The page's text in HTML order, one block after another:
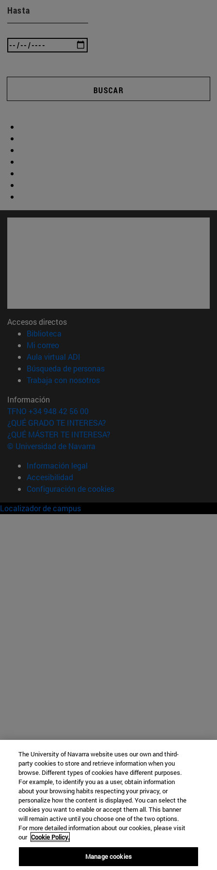
Hasta
BUSCAR
Accesos directos
Biblioteca
Mi correo(abre en nueva ventana)
Aula virtual ADI
Búsqueda de personas(abre en nueva ventana)
Trabaja con nosotros(abre en nueva ventana)
Información
TFNO +34 948 42 56 00
¿QUÉ GRADO TE INTERESA?
¿QUÉ MÁSTER TE INTERESA?
© Universidad de Navarra
Información legal
Accesibilidad
Configuración de cookies
Localizador de campus
The University of Navarra website uses our own and third-
party cookies to store and retrieve information when you
browse. Different types of cookies have different purposes.
For example, to identify you as a user, obtain information
about your browsing habits respecting your privacy, or
personalize how the content is displayed. You can select the
cookies you want to enable or accept them all. This banner
will remain active until you choose one of the two options.
For more detailed information about our cookies, please visit
our Cookie Policy.
Manage cookies